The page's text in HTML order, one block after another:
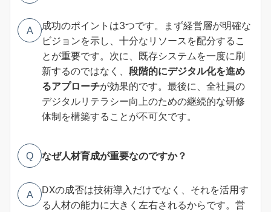
A
成功のポイントは3つです。まず経営層が明確な
ビジョンを示し、十分なリソースを配分するこ
とが重要です。次に、既存システムを一度に刷
新するのではなく、 段階的にデジタル化を進め
るアプローチが効果的です。最後に、全社員の
デジタルリテラシー向上のための継続的な研修
体制を構築することが不可欠です。
Q なぜ人材育成が重要なのですか？
A
DXの成否は技術導入だけでなく、それを活用す
る人材の能力に大きく左右されるからです。営